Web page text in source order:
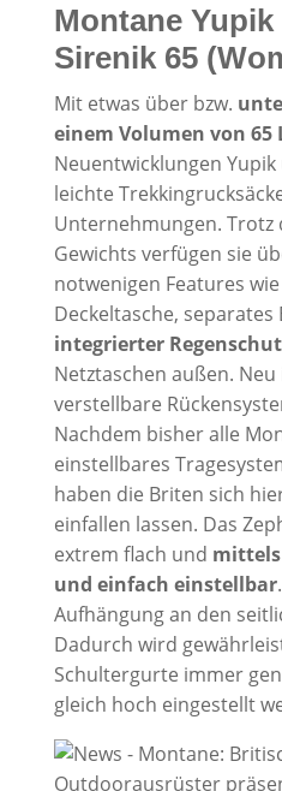
Montane Yupik
Sirenik 65
Mit etwas über bzw.
einem Volumen von 65
Neuentwicklungen
leichte
Unternehmungen. Trotz
Gewichts verfügen sie
notwenigen Features
Deckeltasche, separates
integrierter
Netztaschen außen.
verstellbare
Nachdem bisher alle
einstellbares
haben die Briten sich
einfallen lassen. Das
extrem flach und
und einfach einstellbar
Aufhängung an den
Dadurch wird
Schultergurte immer
gleich hoch eingestellt